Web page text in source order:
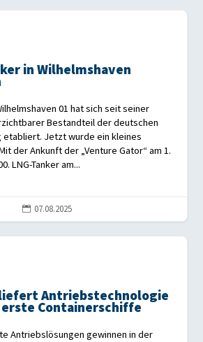
in Wilhelmshaven
01 hat sich seit seiner
Bestandteil der deutschen
etabliert. Jetzt wurde ein kleines
der Ankunft der „Venture Gator“ am 1.
LNG-Tanker am...
 07.08.2025
liefert Antriebstechnologie
Containerschiffe
Antriebslösungen gewinnen in der